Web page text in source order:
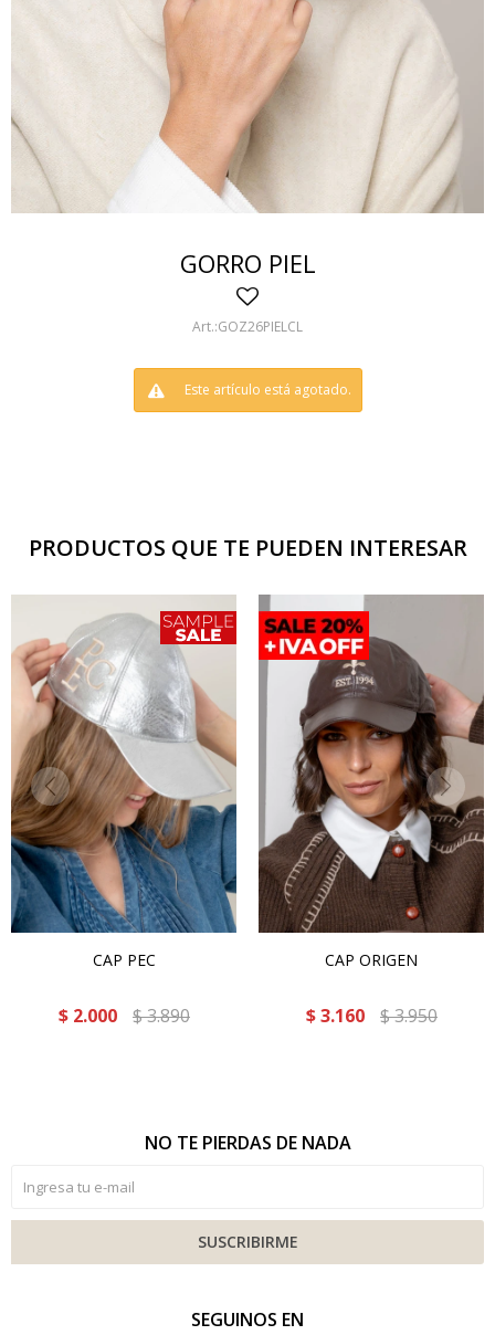
GORRO PIEL
GOZ26PIELCL
Este artículo está agotado.
PRODUCTOS QUE TE PUEDEN INTERESAR
CAP PEC
$ 2.000 $3.890
CAP ORIGEN
$ 3.160 $3.950
SEGUINOS EN
NO TE PIERDAS DE NADA
SUSCRIBIRME